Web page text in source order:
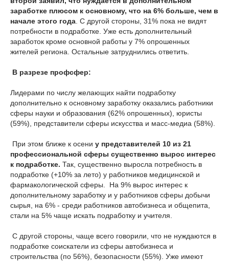
заработке плюсом к основному, что на 6% больше, чем в
начале этого года . С другой стороны, 31% пока не видят
потребности в подработке. Уже есть дополнительный
заработок кроме основной работы у 7% опрошенных
жителей региона. Остальные затруднились ответить.
В разрезе профсфер:
Лидерами по числу желающих найти подработку
дополнительно к основному заработку оказались работники
сферы науки и образования (62% опрошенных), юристы
(59%), представители сферы искусства и масс-медиа (58%).
При этом ближе к осени у представителей 10 из 21
профессиональной сферы существенно вырос интерес
к подработке. Так, существенно выросла потребность в
подработке (+10% за лето) у работников медицинской и
фармакологической сферы. На 9% вырос интерес к
дополнительному заработку и у работников сферы добычи
сырья, на 6% - среди работников автобизнеса и общепита,
стали на 5% чаще искать подработку и учителя.
С другой стороны, чаще всего говорили, что не нуждаются в
подработке соискатели из сферы автобизнеса и
строительства (по 56%), безопасности (55%). Уже имеют